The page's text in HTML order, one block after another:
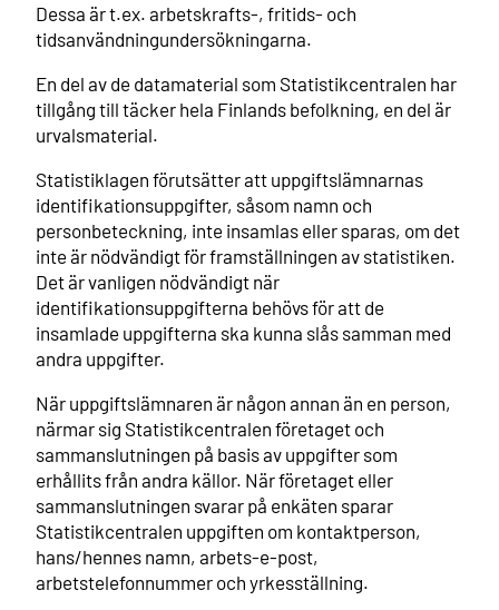
Dessa är t.ex. arbetskrafts-, fritids- och
tidsanvändningundersökningarna.
En del av de datamaterial som Statistikcentralen har
tillgång till täcker hela Finlands befolkning, en del är
urvalsmaterial.
Statistiklagen förutsätter att uppgiftslämnarnas
identifikationsuppgifter, såsom namn och
personbeteckning, inte insamlas eller sparas, om det
inte är nödvändigt för framställningen av statistiken.
Det är vanligen nödvändigt när
identifikationsuppgifterna behövs för att de
insamlade uppgifterna ska kunna slås samman med
andra uppgifter.
När uppgiftslämnaren är någon annan än en person,
närmar sig Statistikcentralen företaget och
sammanslutningen på basis av uppgifter som
erhållits från andra källor. När företaget eller
sammanslutningen svarar på enkäten sparar
Statistikcentralen uppgiften om kontaktperson,
hans/hennes namn, arbets-e-post,
arbetstelefonnummer och yrkesställning.